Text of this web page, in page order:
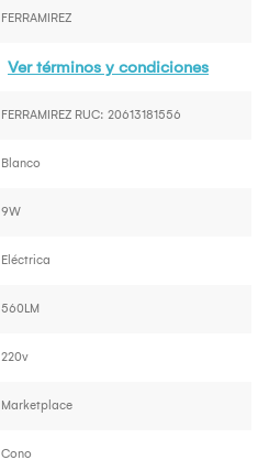
FERRAMIREZ
Ver términos y condiciones
FERRAMIREZ RUC: 20613181556
Blanco
9W
Eléctrica
560LM
220v
Marketplace
Cono